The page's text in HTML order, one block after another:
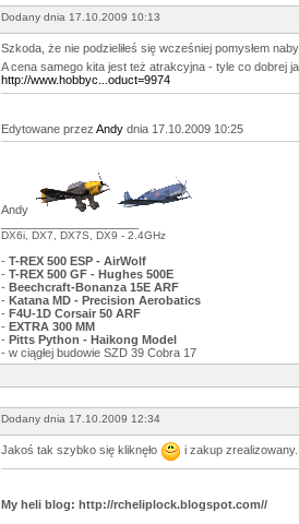
Dodany dnia 17.10.2009 10:13
Szkoda, że nie podzieliłeś się wcześniej pomysłem
A cena samego kita jest też atrakcyjna - tyle co dobrej
http://www.hobbyc...oduct=9974
Edytowane przez Andy dnia 17.10.2009 10:25
Andy
DX6i, DX7, DX7S, DX9 - 2.4GHz
- T-REX 500 ESP - AirWolf
- T-REX 500 GF - Hughes 500E
- Beechcraft-Bonanza 15E ARF
- Katana MD - Precision Aerobatics
- F4U-1D Corsair 50 ARF
- EXTRA 300 MM
- Pitts Python - Haikong Model
- w ciągłej budowie SZD 39 Cobra 17
Dodany dnia 17.10.2009 12:34
Jakoś tak szybko się kliknęło i zakup
My heli blog: http://rcheliplock.blogspot.com//